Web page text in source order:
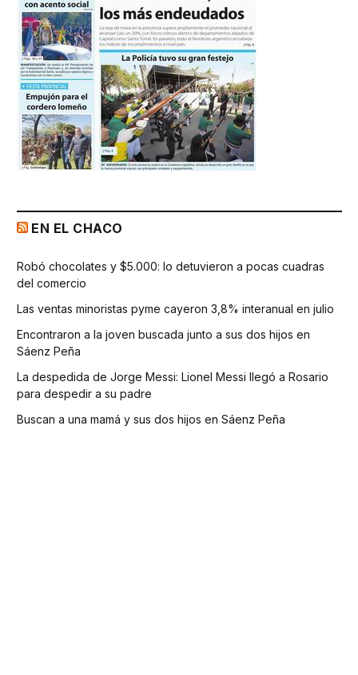
EN EL CHACO
Robó chocolates y $5.000: lo detuvieron a pocas cuadras
del comercio
Las ventas minoristas pyme cayeron 3,8% interanual en julio
Encontraron a la joven buscada junto a sus dos hijos en
Sáenz Peña
La despedida de Jorge Messi: Lionel Messi llegó a Rosario
para despedir a su padre
Buscan a una mamá y sus dos hijos en Sáenz Peña